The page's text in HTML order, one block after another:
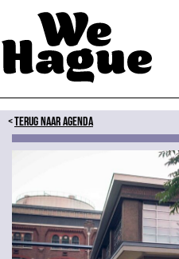
TERUG NAAR AGENDA